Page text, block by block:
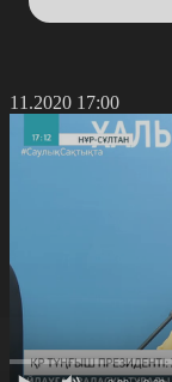
17:00